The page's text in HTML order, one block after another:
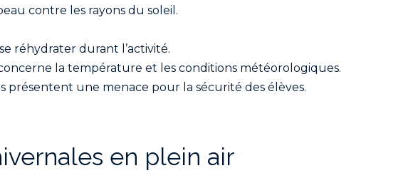
contre les rayons du soleil.
réhydrater durant l’activité.
la température et les conditions météorologiques.
présentent une menace pour la sécurité des élèves.
en plein air